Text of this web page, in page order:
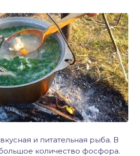
и питательная рыба. В
количество фосфора.